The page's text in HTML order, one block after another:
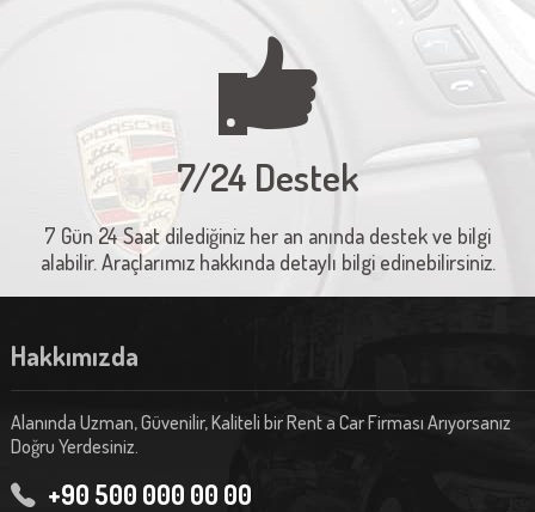
7/24 Destek
7 Gün 24 Saat dilediğiniz her an anında destek ve bilgi
alabilir. Araçlarımız hakkında detaylı bilgi edinebilirsiniz.
Hakkımızda
Alanında Uzman, Güvenilir, Kaliteli bir Rent a Car Firması Arıyorsanız
Doğru Yerdesiniz.
+90 500 000 00 00